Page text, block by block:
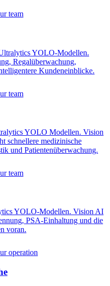
YOLO-Modellen.
Regalüberwachung,
Kundeneinblicke.
YOLO Modellen. Vision
schnellere medizinische
und Patientenüberwachung.
YOLO-Modellen. Vision AI
PSA-Einhaltung und die
voran.